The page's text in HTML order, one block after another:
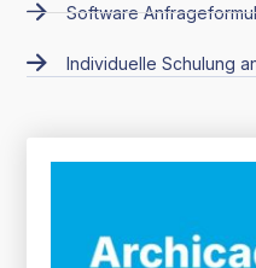
Software
Individuelle Schulung